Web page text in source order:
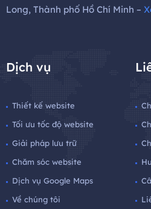
Long, Thành phố Hồ Chí Minh –
Dịch vụ
Thiết kế website
Tối ưu tốc độ website
Giải pháp lưu trữ
Chăm sóc website
Dịch vụ Google Maps
Về chúng tôi